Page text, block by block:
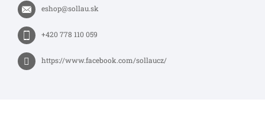
eshop@sollau.sk
+420 778 110 059
https://www.facebook.com/sollaucz/